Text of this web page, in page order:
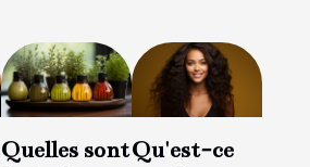
Quelles sontQu'est-ce